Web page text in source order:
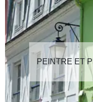
PEINTRE ET